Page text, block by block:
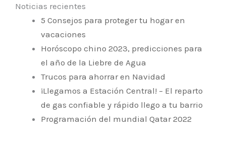
Noticias recientes
5 Consejos para proteger tu hogar en
vacaciones
Horóscopo chino 2023, predicciones para
el año de la Liebre de Agua
Trucos para ahorrar en Navidad
¡Llegamos a Estación Central! – El reparto
de gas confiable y rápido llego a tu barrio
Programación del mundial Qatar 2022